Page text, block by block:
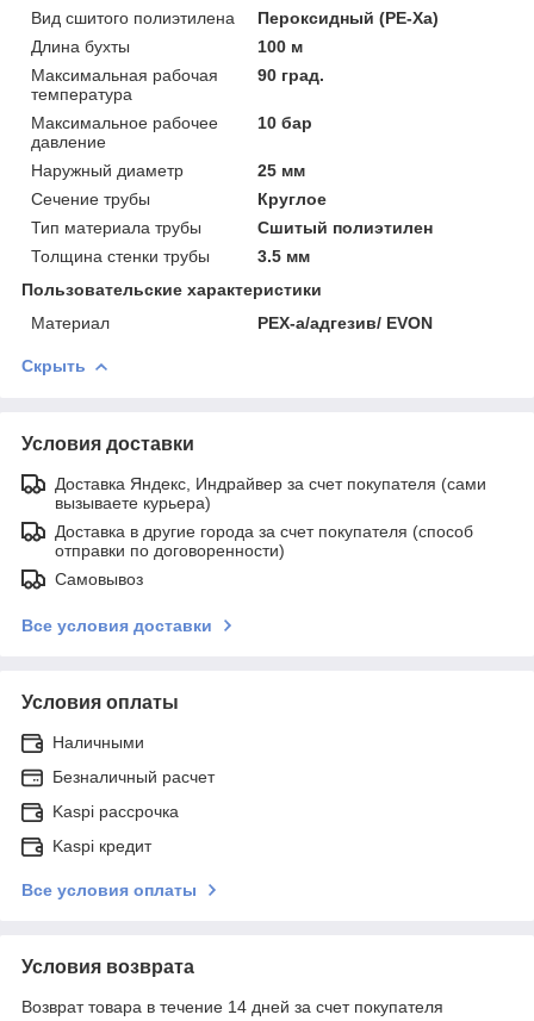
Вид сшитого полиэтилена
Пероксидный (PE-Xa)
Длина бухты
100 м
Максимальная рабочая
температура
90 град.
Максимальное рабочее
давление
10 бар
Наружный диаметр
25 мм
Сечение трубы
Круглое
Тип материала трубы
Сшитый полиэтилен
Толщина стенки трубы
3.5 мм
Пользовательские характеристики
Материал
PEX-a/адгезив/ EVON
Скрыть
Условия доставки
Доставка Яндекс, Индрайвер за счет покупателя (сами
вызываете курьера)
Доставка в другие города за счет покупателя (способ
отправки по договоренности)
Самовывоз
Все условия доставки
Условия оплаты
Наличными
Безналичный расчет
Kaspi рассрочка
Kaspi кредит
Все условия оплаты
Условия возврата
Возврат товара в течение 14 дней за счет покупателя